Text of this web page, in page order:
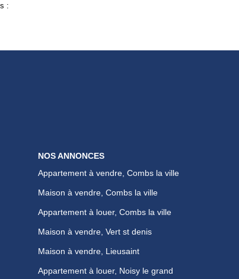
:
NOS ANNONCES
Appartement à vendre, Combs la ville
Maison à vendre, Combs la ville
Appartement à louer, Combs la ville
Maison à vendre, Vert st denis
Maison à vendre, Lieusaint
Appartement à louer, Noisy le grand